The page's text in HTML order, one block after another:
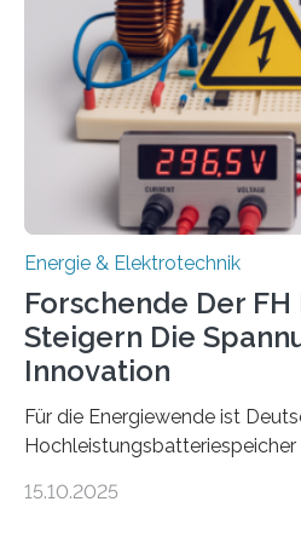
Gesamtsumme von mehr als
Damit zählt die Hochschule
Gewinnerinnen der aktuellen
Bayerischen
Mittelpunkt steht der direkte
wissenschaftliche
Energie & Elektrotechnik
Forschende Der
Steigern Die
Innovation
Für die Energiewende ist
Hochleistungsbatteriespeicher
Doch mit der immensen Zahl
15.10.2025